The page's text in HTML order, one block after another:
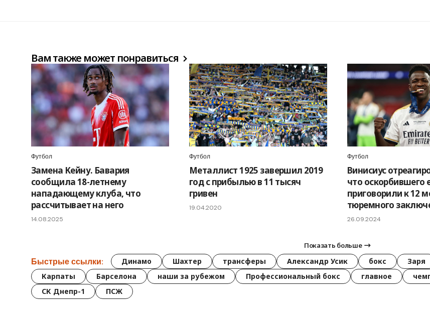
Вам также может понравиться
Футбол
Замена Кейну. Бавария
сообщила 18-летнему
нападающему клуба, что
рассчитывает на него
14.08.2025
Футбол
Металлист 1925 завершил 2019
год с прибылью в 11 тысяч
гривен
19.04.2020
Футбол
Винисиус
что оскорбившего
приговорили к 12
тюремного
26.09.2024
Показать больше
Быстрые ссылки: Динамо Шахтер трансферы Александр Усик бокс Заря
Карпаты
Барселона наши за рубежом Профессиональный бокс главное
СК Днепр-1
ПСЖ